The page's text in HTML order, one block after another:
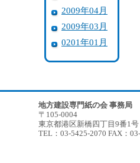
2009年04月
2009年03月
0201年01月
地方建設専門紙の会 事務局
〒105-0004
東京都港区新橋四丁目9番1
TEL：03-5425-2070 FAX：